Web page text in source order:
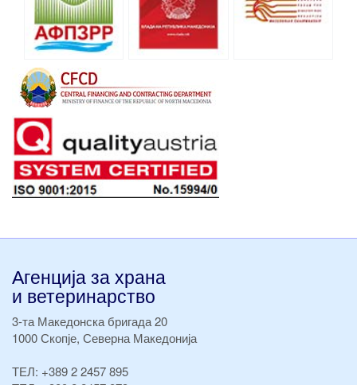
Агенција за храна
и ветеринарство
3-та Македонска бригада 20
1000 Скопје, Северна Македонија
ТЕЛ: +389 2 2457 895